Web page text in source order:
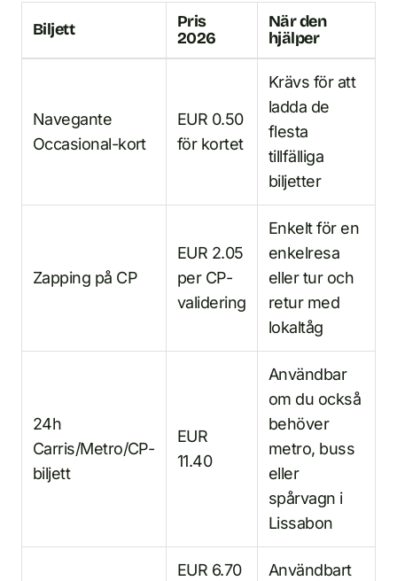
Biljett
Pris
2026
När den
hjälper
Navegante
Occasional-kort
EUR 0.50
för kortet
Krävs för att
ladda de
flesta
tillfälliga
biljetter
Zapping på CP
EUR 2.05
per CP-
validering
Enkelt för en
enkelresa
eller tur och
retur med
lokaltåg
24h
Carris/Metro/CP-
biljett
EUR
11.40
Användbar
om du också
behöver
metro, buss
eller
spårvagn i
Lissabon
EUR 6.70
Användbart